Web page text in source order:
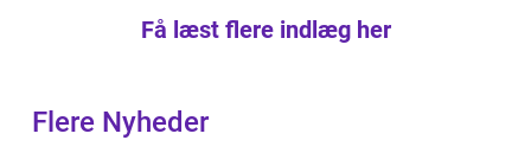
Få læst flere indlæg her
Flere Nyheder